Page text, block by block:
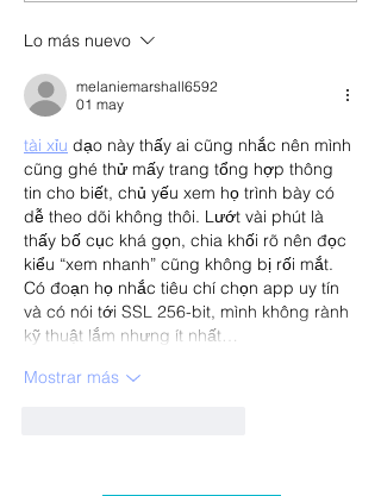
Lo más nuevo
melaniemarshall6592
01 may
tài xỉu dạo này thấy ai cũng nhắc nên mình
cũng ghé thử mấy trang tổng hợp thông
tin cho biết, chủ yếu xem họ trình bày có
dễ theo dõi không thôi. Lướt vài phút là
thấy bố cục khá gọn, chia khối rõ nên đọc
kiểu “xem nhanh” cũng không bị rối mắt.
Có đoạn họ nhắc tiêu chí chọn app uy tín
và có nói tới SSL 256-bit, mình không rành
kỹ thuật lắm nhưng ít nhất…
Mostrar más